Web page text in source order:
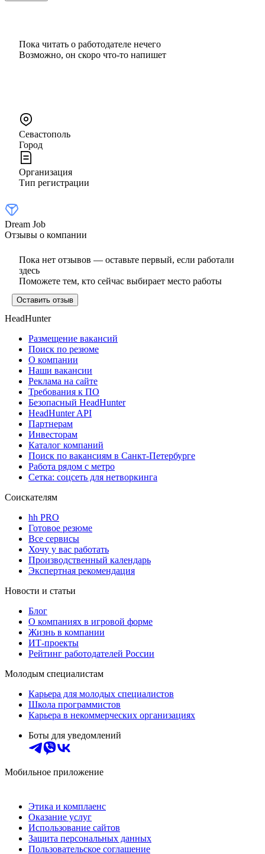
Пока читать о работодателе нечего
Возможно, он скоро что‑то напишет
Севастополь
Город
Организация
Тип регистрации
Dream Job
Отзывы о компании
Пока нет отзывов — оставьте первый, если работали
здесь
Поможете тем, кто сейчас выбирает место работы
Оставить отзыв
HeadHunter
Размещение вакансий
Поиск по резюме
О компании
Наши вакансии
Реклама на сайте
Требования к ПО
Безопасный HeadHunter
HeadHunter API
Партнерам
Инвесторам
Каталог компаний
Поиск по вакансиям в Санкт-Петербурге
Работа рядом с метро
Сетка: соцсеть для нетворкинга
Соискателям
hh PRO
Готовое резюме
Все сервисы
Хочу у вас работать
Производственный календарь
Экспертная рекомендация
Новости и статьи
Блог
О компаниях в игровой форме
Жизнь в компании
ИТ-проекты
Рейтинг работодателей России
Молодым специалистам
Карьера для молодых специалистов
Школа программистов
Карьера в некоммерческих организациях
Боты для уведомлений
Мобильное приложение
Этика и комплаенс
Оказание услуг
Использование сайтов
Защита персональных данных
Пользовательское соглашение